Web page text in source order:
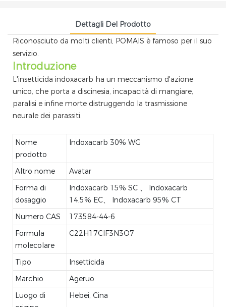
Dettagli Del Prodotto
Riconosciuto da molti clienti, POMAIS è famoso per il suo
servizio.
Introduzione
L'insetticida indoxacarb ha un meccanismo d'azione
unico, che porta a discinesia, incapacità di mangiare,
paralisi e infine morte distruggendo la trasmissione
neurale dei parassiti.
Nome
prodotto
Indoxacarb 30% WG
Altro nome
Avatar
Forma di
dosaggio
Indoxacarb 15% SC 、 Indoxacarb
14,5% EC、 Indoxacarb 95% CT
Numero CAS
173584-44-6
Formula
molecolare
C22H17ClF3N3O7
Tipo
Insetticida
Marchio
Ageruo
Luogo di
Hebei, Cina